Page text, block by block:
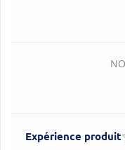
Expérience produit